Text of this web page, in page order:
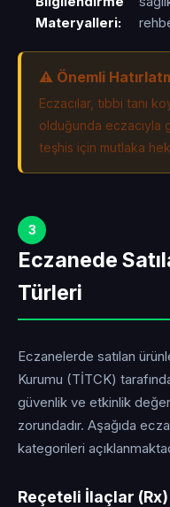
Materyalleri:
⚠️ Önemli
Eczacılar, tıbbi tanı
olduğunda eczacıyla
teşhis için mutlaka
3
Eczanede
Türleri
Eczanelerde satılan
Kurumu (TİTCK)
güvenlik ve etkinlik
zorundadır. Aşağıda
kategorileri
Reçeteli İlaçlar (Rx)